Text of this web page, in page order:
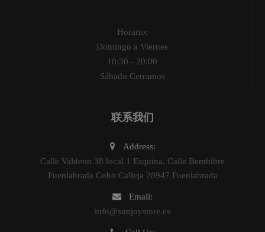
Horario:
Domingo a Viernes
10:30 - 20:00
Sábado Cerramos
联系我们
Address:
Calle Valdeon 38 local 1 Esquina, Calle Bembibre
Fuenlabrada Cobo Calleja 28947 Fuenlabrada
Email:
info@sunjoystore.es